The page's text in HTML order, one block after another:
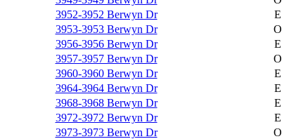
3952-3952 Berwyn Dr
E
3953-3953 Berwyn Dr
O
3956-3956 Berwyn Dr
E
3957-3957 Berwyn Dr
O
3960-3960 Berwyn Dr
E
3964-3964 Berwyn Dr
E
3968-3968 Berwyn Dr
E
3972-3972 Berwyn Dr
E
3973-3973 Berwyn Dr
O